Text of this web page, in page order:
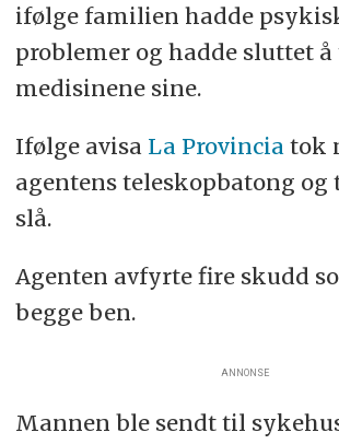
ifølge familien hadde
problemer og hadde sluttet å
medisinene sine.
Ifølge avisa La Provincia tok
agentens teleskopbatong og
slå.
Agenten avfyrte fire skudd
begge ben.
ANNONSE
Mannen ble sendt til